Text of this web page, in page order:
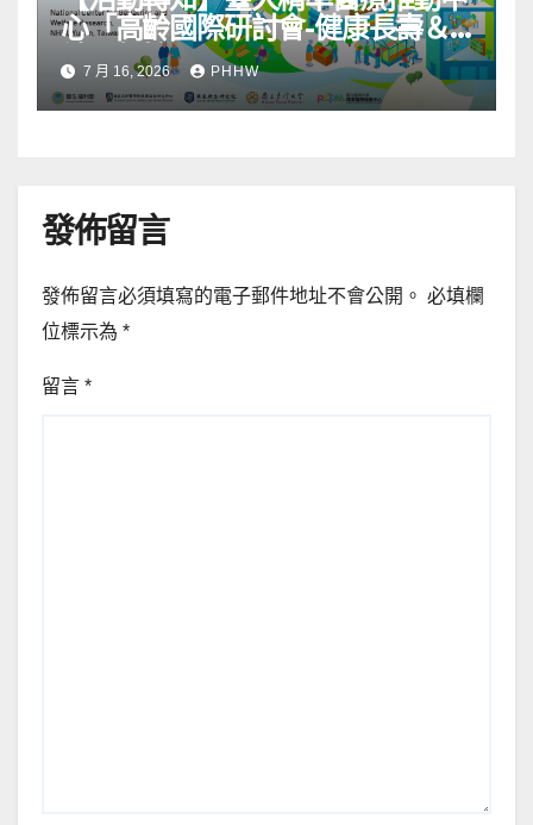
心「高齡國際研討會-健康長壽＆
社區韌性」
7 月 16, 2026 PHHW
發佈留言
發佈留言必須填寫的電子郵件地址不會公開。 必填欄
位標示為 *
留言 *